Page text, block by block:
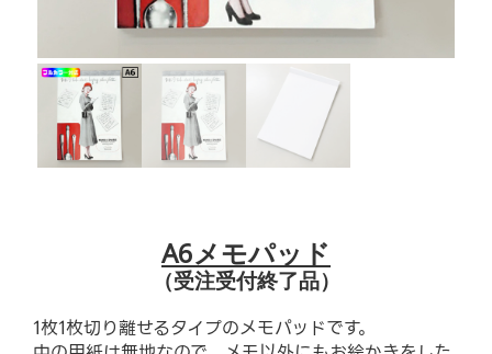
A6メモパッド
（受注受付終了品）
1枚1枚切り離せるタイプのメモパッドです。